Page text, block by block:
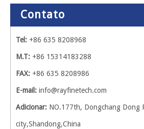
Contato
Tel: +86 635 8208968
M.T: +86 15314183288
FAX: +86 635 8208986
E-mail: info@rayfinetech.com
Adicionar: NO.177th, Dongchang Dong
city,Shandong,China